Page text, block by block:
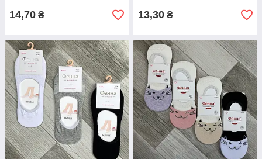
14,70 ₴ 13,30 ₴